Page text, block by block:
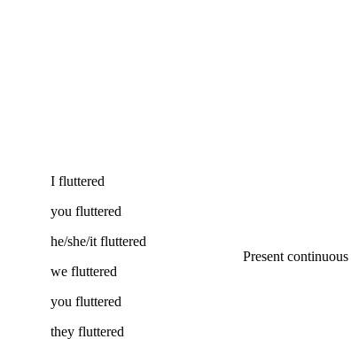
I fluttered
you fluttered
he/she/it fluttered
we fluttered
you fluttered
they fluttered
Present continuous